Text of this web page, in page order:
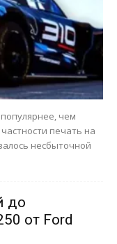
чем
печать на
несбыточной
до
от Ford